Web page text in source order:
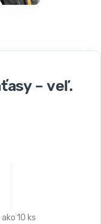
– veľ.
10 ks